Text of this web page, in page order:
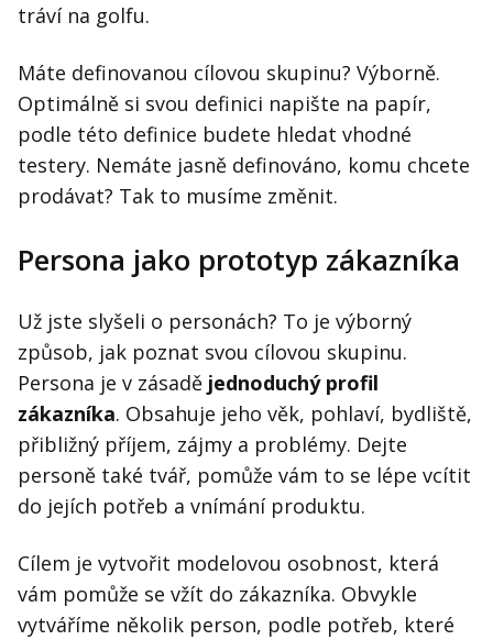
tráví na golfu.
Máte definovanou cílovou skupinu? Výborně.
Optimálně si svou definici napište na papír,
podle této definice budete hledat vhodné
testery. Nemáte jasně definováno, komu chcete
prodávat? Tak to musíme změnit.
Persona jako prototyp zákazníka
Už jste slyšeli o personách? To je výborný
způsob, jak poznat svou cílovou skupinu.
Persona je v zásadě jednoduchý profil
zákazníka. Obsahuje jeho věk, pohlaví, bydliště,
přibližný příjem, zájmy a problémy. Dejte
personě také tvář, pomůže vám to se lépe vcítit
do jejích potřeb a vnímání produktu.
Cílem je vytvořit modelovou osobnost, která
vám pomůže se vžít do zákazníka. Obvykle
vytváříme několik person, podle potřeb, které